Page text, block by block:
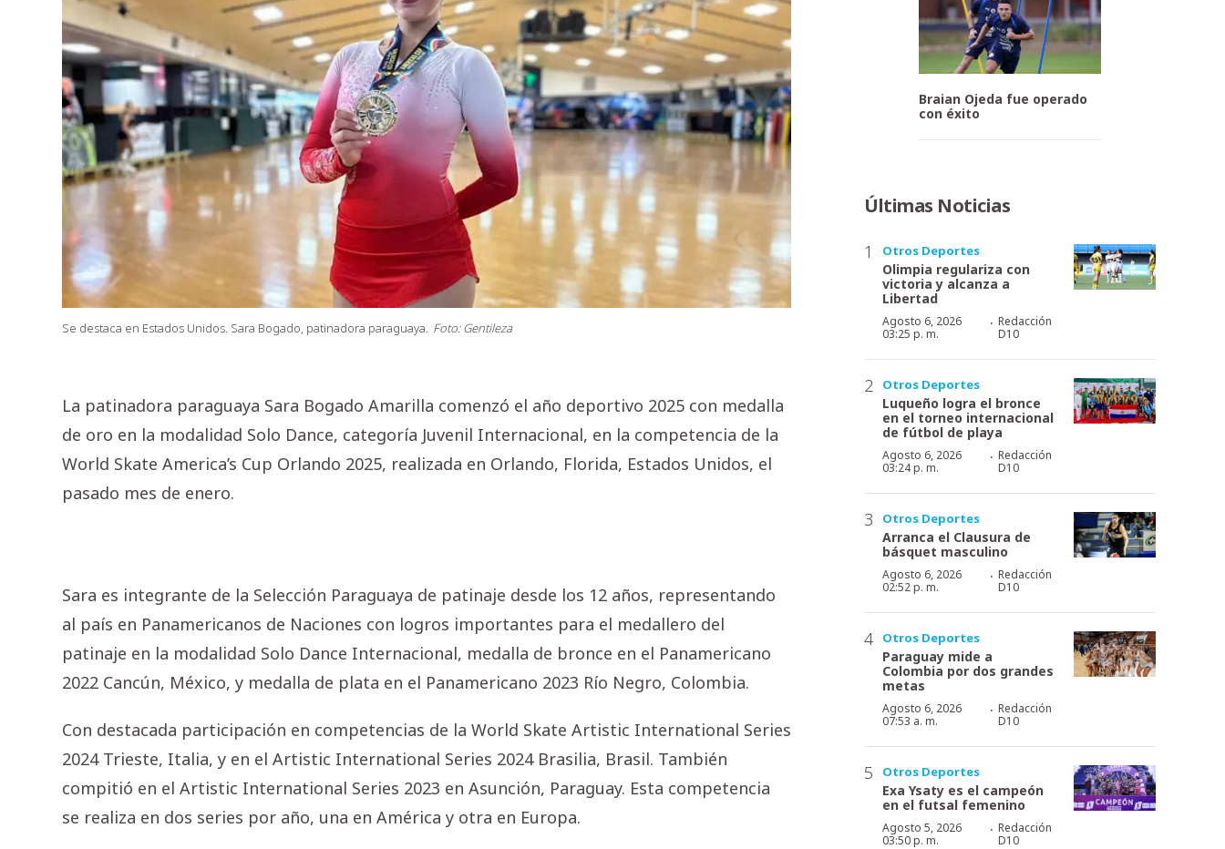
Se destaca en Estados Unidos. Sara Bogado, patinadora paraguaya. Foto: Gentileza
La patinadora paraguaya Sara Bogado Amarilla comenzó el año deportivo 2025 con medalla
de oro en la modalidad Solo Dance, categoría Juvenil Internacional, en la competencia de la
World Skate America’s Cup Orlando 2025, realizada en Orlando, Florida, Estados Unidos, el
pasado mes de enero.
Sara es integrante de la Selección Paraguaya de patinaje desde los 12 años, representando
al país en Panamericanos de Naciones con logros importantes para el medallero del
patinaje en la modalidad Solo Dance Internacional, medalla de bronce en el Panamericano
2022 Cancún, México, y medalla de plata en el Panamericano 2023 Río Negro, Colombia.
Con destacada participación en competencias de la World Skate Artistic International Series
2024 Trieste, Italia, y en el Artistic International Series 2024 Brasilia, Brasil. También
compitió en el Artistic International Series 2023 en Asunción, Paraguay. Esta competencia
se realiza en dos series por año, una en América y otra en Europa.
Braian Ojeda fue operado
con éxito
Últimas Noticias
Otros Deportes
Olimpia regulariza con
victoria y alcanza a
Libertad
Agosto 6, 2026
03:25 p. m.
· Redacción
D10
Otros Deportes
Luqueño logra el bronce
en el torneo internacional
de fútbol de playa
Agosto 6, 2026
03:24 p. m.
· Redacción
D10
Otros Deportes
Arranca el Clausura de
básquet masculino
Agosto 6, 2026
02:52 p. m.
· Redacción
D10
Otros Deportes
Paraguay mide a
Colombia por dos grandes
metas
Agosto 6, 2026
07:53 a. m.
· Redacción
D10
Otros Deportes
Exa Ysaty es el campeón
en el futsal femenino
Agosto 5, 2026
03:50 p. m.
· Redacción
D10